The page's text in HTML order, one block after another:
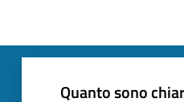
Quanto sono